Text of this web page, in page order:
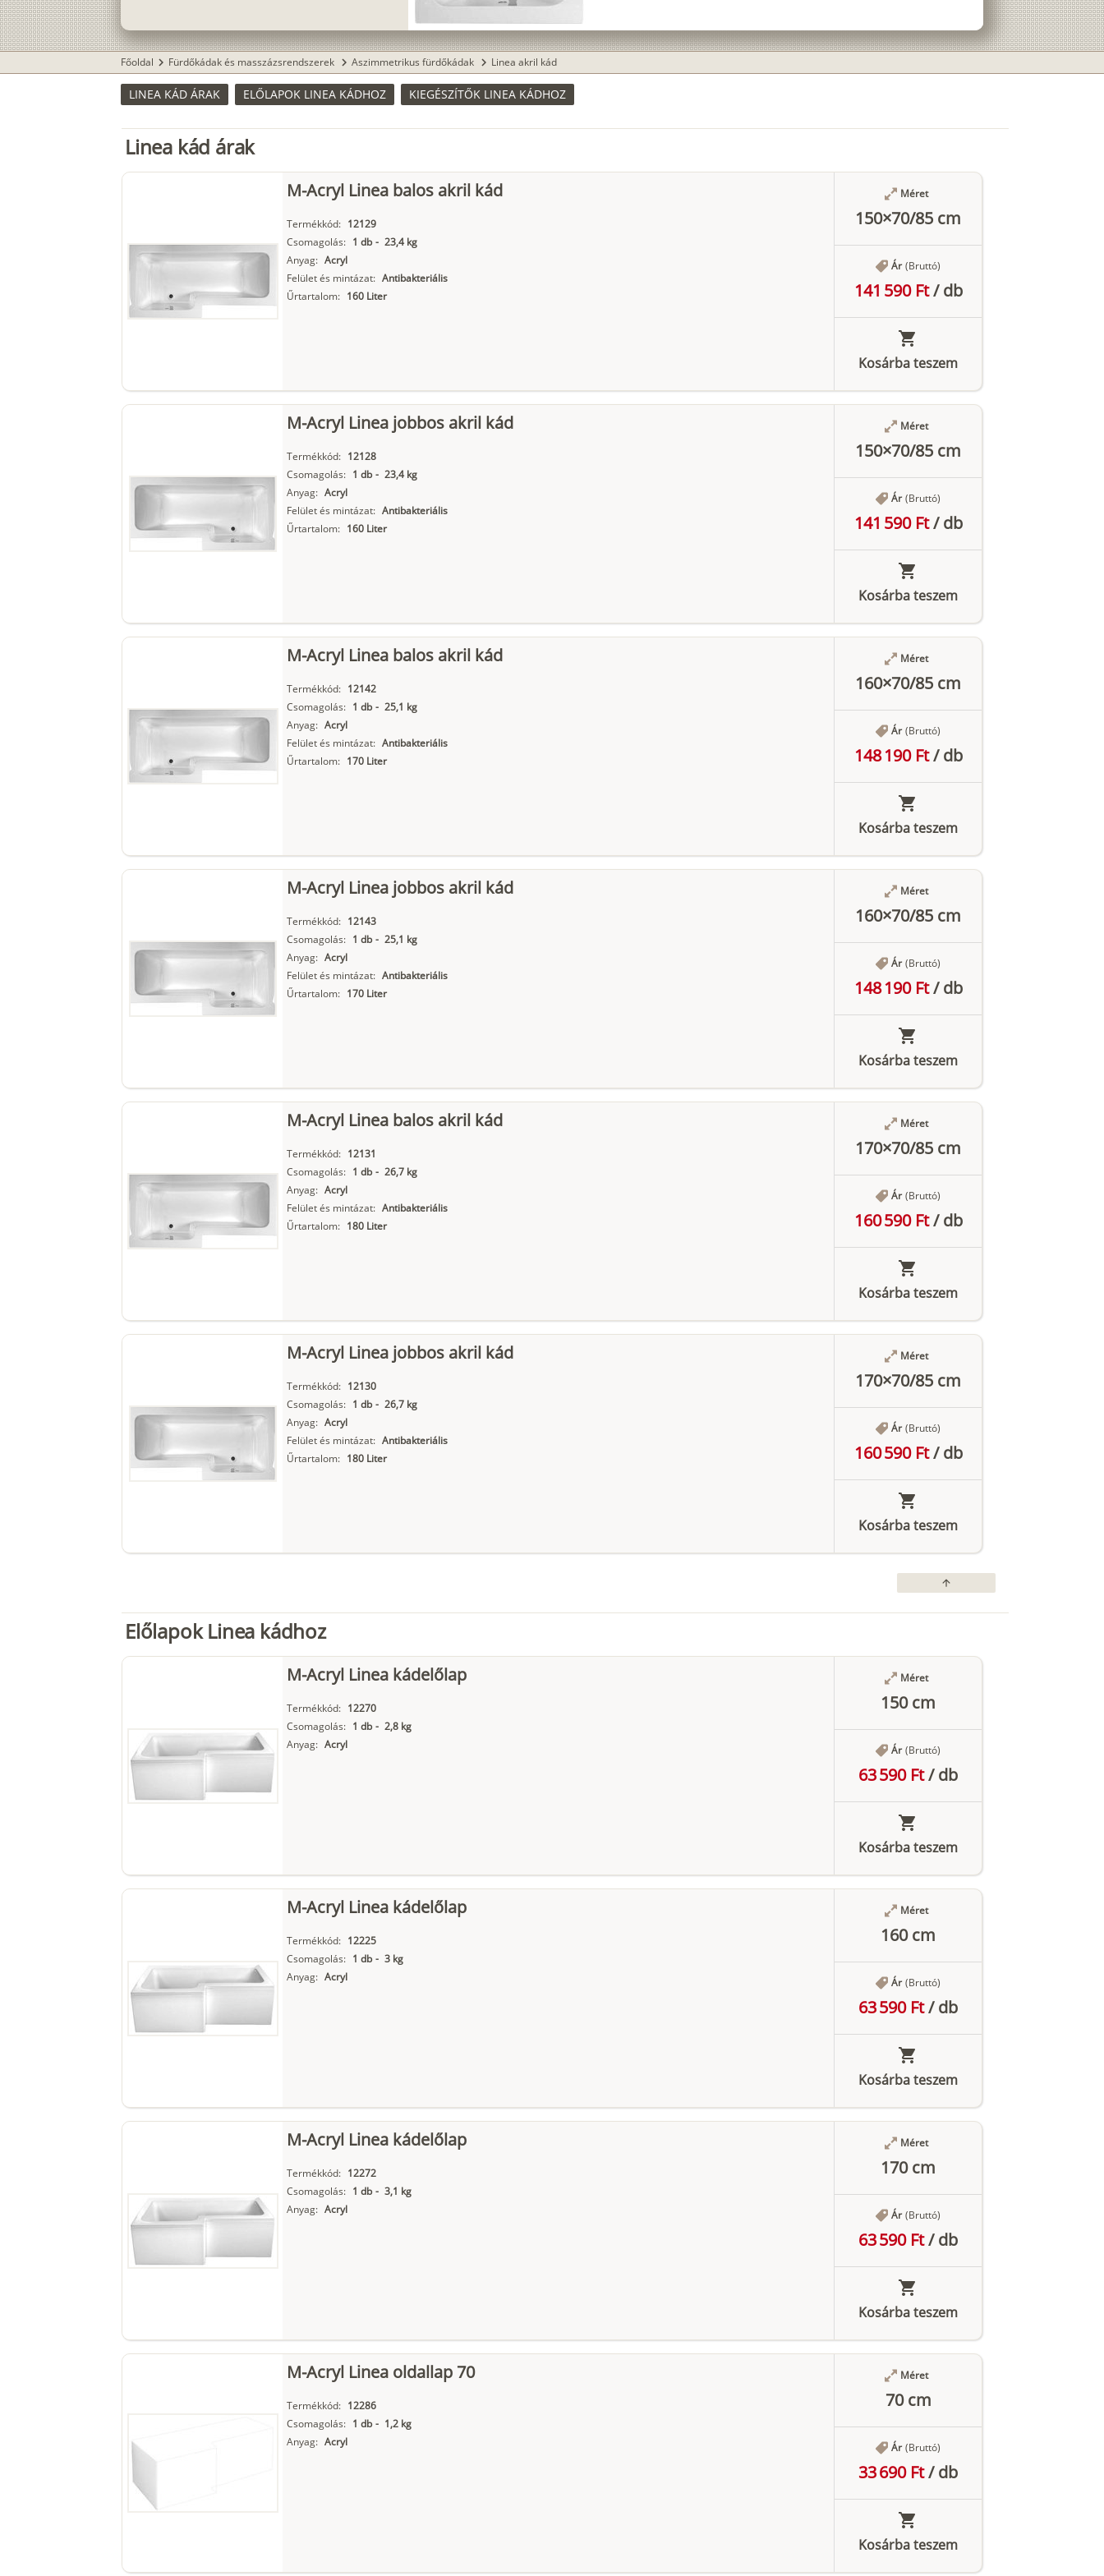
Főoldal chevron_right Fürdőkádak és masszázsrendszerek chevron_right Aszimmetrikus fürdőkádak chevron_right Linea akril kád
LINEA KÁD ÁRAK ELŐLAPOK LINEA KÁDHOZ KIEGÉSZÍTŐK LINEA KÁDHOZ
Linea kád árak
M-Acryl Linea balos akril kád
Termékkód: 12129
Csomagolás: 1 db - 23,4 kg
Anyag: Acryl
Felület és mintázat: Antibakteriális
Űrtartalom: 160 Liter
Méret
150×70/85 cm
Ár (Bruttó)
141 590 Ft/db
Kosárba teszem
M-Acryl Linea jobbos akril kád
Termékkód: 12128
Csomagolás: 1 db - 23,4 kg
Anyag: Acryl
Felület és mintázat: Antibakteriális
Űrtartalom: 160 Liter
Méret
150×70/85 cm
Ár (Bruttó)
141 590 Ft/db
Kosárba teszem
M-Acryl Linea balos akril kád
Termékkód: 12142
Csomagolás: 1 db - 25,1 kg
Anyag: Acryl
Felület és mintázat: Antibakteriális
Űrtartalom: 170 Liter
Méret
160×70/85 cm
Ár (Bruttó)
148 190 Ft/db
Kosárba teszem
M-Acryl Linea jobbos akril kád
Termékkód: 12143
Csomagolás: 1 db - 25,1 kg
Anyag: Acryl
Felület és mintázat: Antibakteriális
Űrtartalom: 170 Liter
Méret
160×70/85 cm
Ár (Bruttó)
148 190 Ft/db
Kosárba teszem
M-Acryl Linea balos akril kád
Termékkód: 12131
Csomagolás: 1 db - 26,7 kg
Anyag: Acryl
Felület és mintázat: Antibakteriális
Űrtartalom: 180 Liter
Méret
170×70/85 cm
Ár (Bruttó)
160 590 Ft/db
Kosárba teszem
M-Acryl Linea jobbos akril kád
Termékkód: 12130
Csomagolás: 1 db - 26,7 kg
Anyag: Acryl
Felület és mintázat: Antibakteriális
Űrtartalom: 180 Liter
Méret
170×70/85 cm
Ár (Bruttó)
160 590 Ft/db
Kosárba teszem
arrow_upward
Előlapok Linea kádhoz
M-Acryl Linea kádelőlap
Termékkód: 12270
Csomagolás: 1 db - 2,8 kg
Anyag: Acryl
Méret
150 cm
Ár (Bruttó)
63 590 Ft/db
Kosárba teszem
M-Acryl Linea kádelőlap
Termékkód: 12225
Csomagolás: 1 db - 3 kg
Anyag: Acryl
Méret
160 cm
Ár (Bruttó)
63 590 Ft/db
Kosárba teszem
M-Acryl Linea kádelőlap
Termékkód: 12272
Csomagolás: 1 db - 3,1 kg
Anyag: Acryl
Méret
170 cm
Ár (Bruttó)
63 590 Ft/db
Kosárba teszem
M-Acryl Linea oldallap 70
Termékkód: 12286
Csomagolás: 1 db - 1,2 kg
Anyag: Acryl
Méret
70 cm
Ár (Bruttó)
33 690 Ft/db
Kosárba teszem